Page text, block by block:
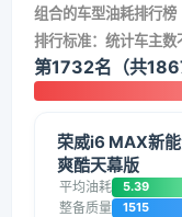
组合的车型油耗排行榜
排行标准：统计车主数
第1732名（共
荣威i6 MAX新
爽酷天幕版
平均油耗 5.39
整备质量 1515